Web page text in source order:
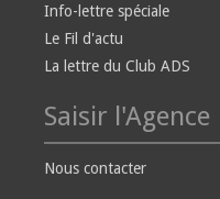
Info-lettre spéciale
Le Fil d'actu
La lettre du Club ADS
Saisir l'Agence
Nous contacter